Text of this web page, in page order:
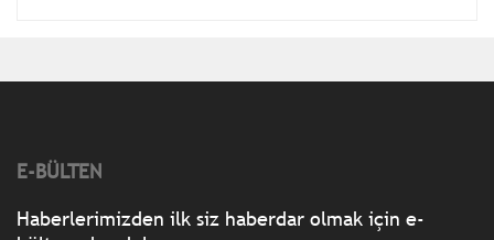
E-BÜLTEN
Haberlerimizden ilk siz haberdar olmak için e-